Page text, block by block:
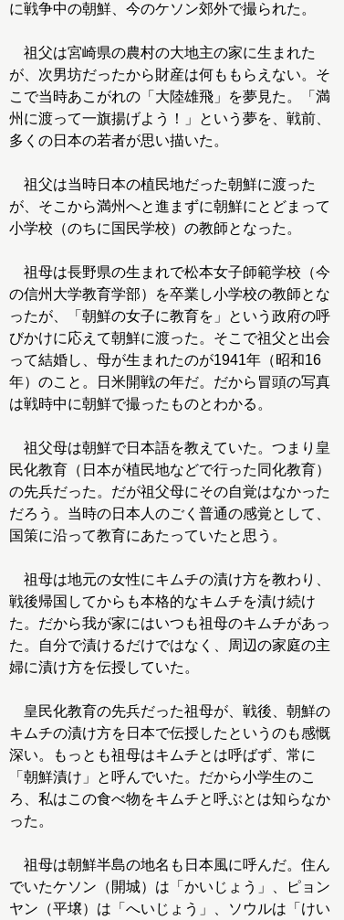
に戦争中の朝鮮、今のケソン郊外で撮られた。
祖父は宮崎県の農村の大地主の家に生まれた
が、次男坊だったから財産は何ももらえない。そ
こで当時あこがれの「大陸雄飛」を夢見た。「満
州に渡って一旗揚げよう！」という夢を、戦前、
多くの日本の若者が思い描いた。
祖父は当時日本の植民地だった朝鮮に渡った
が、そこから満州へと進まずに朝鮮にとどまって
小学校（のちに国民学校）の教師となった。
祖母は長野県の生まれで松本女子師範学校（今
の信州大学教育学部）を卒業し小学校の教師とな
ったが、「朝鮮の女子に教育を」という政府の呼
びかけに応えて朝鮮に渡った。そこで祖父と出会
って結婚し、母が生まれたのが1941年（昭和16
年）のこと。日米開戦の年だ。だから冒頭の写真
は戦時中に朝鮮で撮ったものとわかる。
祖父母は朝鮮で日本語を教えていた。つまり皇
民化教育（日本が植民地などで行った同化教育）
の先兵だった。だが祖父母にその自覚はなかった
だろう。当時の日本人のごく普通の感覚として、
国策に沿って教育にあたっていたと思う。
祖母は地元の女性にキムチの漬け方を教わり、
戦後帰国してからも本格的なキムチを漬け続け
た。だから我が家にはいつも祖母のキムチがあっ
た。自分で漬けるだけではなく、周辺の家庭の主
婦に漬け方を伝授していた。
皇民化教育の先兵だった祖母が、戦後、朝鮮の
キムチの漬け方を日本で伝授したというのも感慨
深い。もっとも祖母はキムチとは呼ばず、常に
「朝鮮漬け」と呼んでいた。だから小学生のこ
ろ、私はこの食べ物をキムチと呼ぶとは知らなか
った。
祖母は朝鮮半島の地名も日本風に呼んだ。住ん
でいたケソン（開城）は「かいじょう」、ピョン
ヤン（平壌）は「へいじょう」、ソウルは「けい